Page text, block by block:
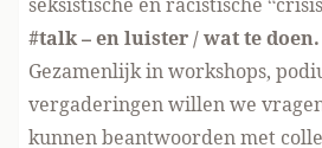
#talk – en luister / wat te doen.
Gezamenlijk in workshops,
vergaderingen willen we
kunnen beantwoorden met